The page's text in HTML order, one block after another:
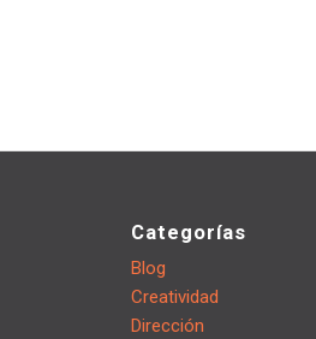
Categorías
Blog
Creatividad
Dirección